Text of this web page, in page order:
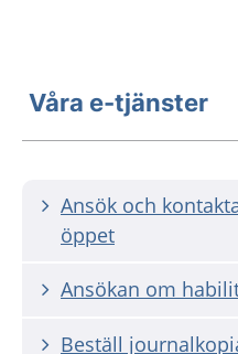
Våra e-tjänster
Ansök och
öppet
Ansökan om
Beställ